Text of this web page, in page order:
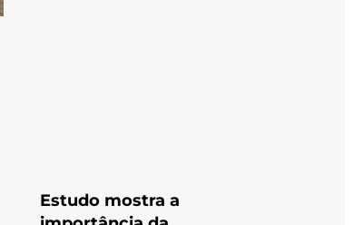
Estudo mostra a